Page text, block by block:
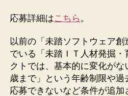
け
け
開
始
へ
の
応募詳細はこちら 。
以前の「未踏ソフトウェア創
でいる「未踏ＩＴ人材発掘・
クトでは、基本的に変化が
歳まで」という年齢制限や過
応募できないなど条件が追加